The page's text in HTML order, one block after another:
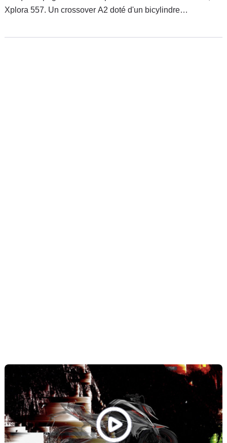
Xplora 557. Un crossover A2 doté d'un bicylindre
prochains jours à partir de 6 199 euros.